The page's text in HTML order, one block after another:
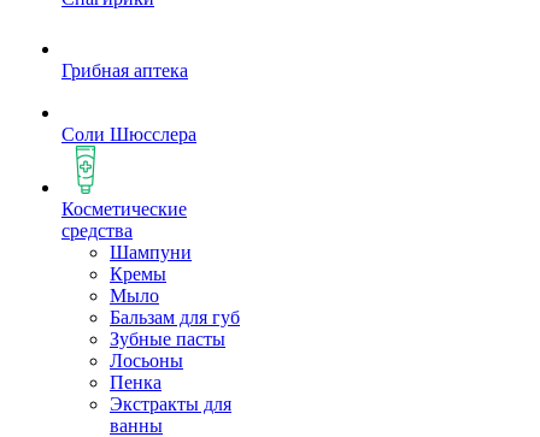
Грибная аптека
Соли Шюсслера
Косметические
средства
Шампуни
Кремы
Мыло
Бальзам для губ
Зубные пасты
Лосьоны
Пенка
Экстракты для
ванны